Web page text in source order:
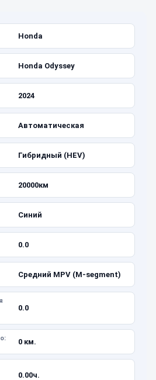
Honda
Honda Odyssey
2024
Автоматическая
Гибридный (HEV)
20000км
Синий
0.0
Средний MPV (M-segment)
0.0
0 км.
0.00ч.